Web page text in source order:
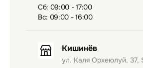
Сб: 09:00 - 17:00
Вс: 09:00 - 16:00
Кишинёв
ул. Каля Орхеюлуй, 37,